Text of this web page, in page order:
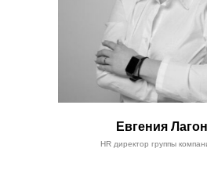
Евгения
HR директор группы